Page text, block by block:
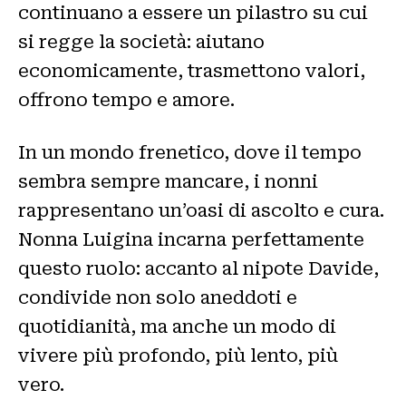
continuano a essere un pilastro su cui
si regge la società: aiutano
economicamente, trasmettono valori,
offrono tempo e amore.
In un mondo frenetico, dove il tempo
sembra sempre mancare, i nonni
rappresentano un’oasi di ascolto e cura.
Nonna Luigina incarna perfettamente
questo ruolo: accanto al nipote Davide,
condivide non solo aneddoti e
quotidianità, ma anche un modo di
vivere più profondo, più lento, più
vero.